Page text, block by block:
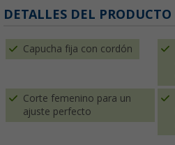
DETALLES DEL PRODUCTO
Capucha fija con cordón
Corte femenino para un
ajuste perfecto